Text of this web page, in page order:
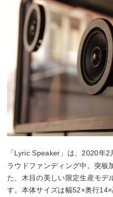
「Lyric Speaker」は、2020年2
ラウドファンディング中。突板
た、木目の美しい限定生産モデ
す。本体サイズは幅52×奥行